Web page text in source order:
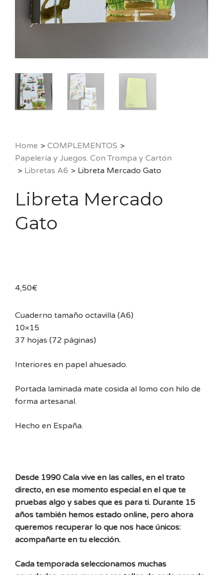
Home > COMPLEMENTOS >
Papelería y Juegos. Con Trompa y Cartón
> Libretas A6 > Libreta Mercado Gato
Libreta Mercado
Gato
4,50€
Cuaderno tamaño octavilla (A6)
10×15
37 hojas (72 páginas)
Interiores en papel ahuesado.
Portada laminada mate cosida al lomo con hilo de
forma artesanal.
Hecho en España.
Desde 1990 Cala vive en las calles, en el trato
directo, en ese momento especial en el que te
pruebas algo y sabes que es para ti. Durante 15
años también hemos estado online, pero ahora
queremos recuperar lo que nos hace únicos:
acompañarte en tu elección.
Cada temporada seleccionamos muchas